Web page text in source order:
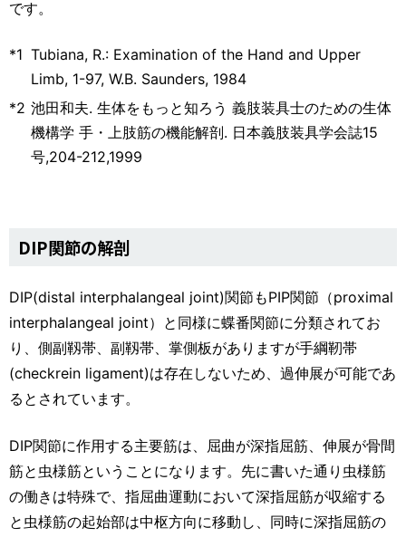
です。
*1 Tubiana, R.: Examination of the Hand and Upper
Limb, 1-97, W.B. Saunders, 1984
*2 池田和夫. 生体をもっと知ろう 義肢装具士のための生体
機構学 手・上肢筋の機能解剖. 日本義肢装具学会誌15
号,204-212,1999
DIP関節の解剖
DIP(distal interphalangeal joint)関節もPIP関節（proximal
interphalangeal joint）と同様に蝶番関節に分類されてお
り、側副靱帯、副靱帯、掌側板がありますが手綱靭帯
(checkrein ligament)は存在しないため、過伸展が可能であ
るとされています。
DIP関節に作用する主要筋は、屈曲が深指屈筋、伸展が骨間
筋と虫様筋ということになります。先に書いた通り虫様筋
の働きは特殊で、指屈曲運動において深指屈筋が収縮する
と虫様筋の起始部は中枢方向に移動し、同時に深指屈筋の